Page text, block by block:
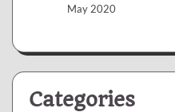
May 2020
Categories